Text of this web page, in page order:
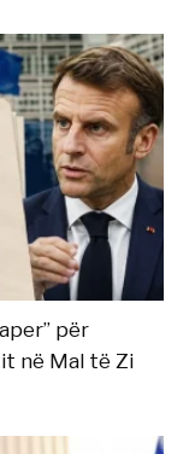
për
në Mal të Zi